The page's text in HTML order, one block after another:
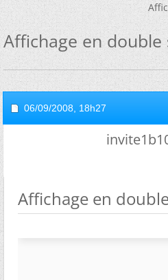
Affichage en double
06/09/2008, 18h27
Affichage en